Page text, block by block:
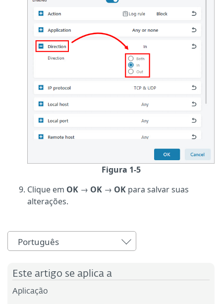
Figura 1-5
Clique em OK → OK → OK para salvar suas
alterações.
Português
Este artigo se aplica a
Aplicação